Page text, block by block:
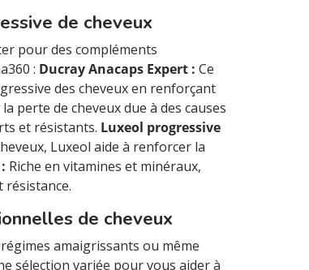
de cheveux
pour des compléments
: Ducray Anacaps Expert : Ce
des cheveux en renforçant
perte de cheveux due à des causes
et résistants. Luxeol progressive
Luxeol aide à renforcer la
Riche en vitamines et minéraux,
de cheveux
amaigrissants ou même
sélection variée pour vous aider à